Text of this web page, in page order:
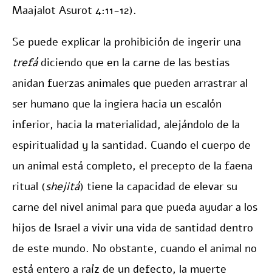
Maajalot Asurot 4:11-12).
Se puede explicar la prohibición de ingerir una
trefádiciendo que en la carne de las bestias
anidan fuerzas animales que pueden arrastrar al
ser humano que la ingiera hacia un escalón
inferior, hacia la materialidad, alejándolo de la
espiritualidad y la santidad. Cuando el cuerpo de
un animal está completo, el precepto de la faena
ritual (shejitá) tiene la capacidad de elevar su
carne del nivel animal para que pueda ayudar a los
hijos de Israel a vivir una vida de santidad dentro
de este mundo. No obstante, cuando el animal no
está entero a raíz de un defecto, la muerte